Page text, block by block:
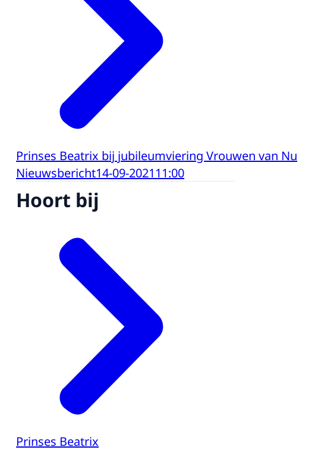
Prinses Beatrix bij jubileumviering Vrouwen van Nu
Nieuwsbericht14-09-202111:00
Hoort bij
Prinses Beatrix